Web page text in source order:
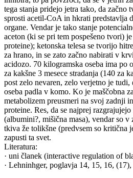
tega stanja pridejo jetra tako, da začno
sprosti acetil-CoA in hkrati predstavlja
organe. Vendar je tako stanje
aceton (ki se pri tem pospešeno tvori)
proteine); ketonska telesa se tvorijo
za hrano, in se zato začno nabirati v
acidozo. 70 kilogramska oseba ima po
za kakšne 3 mesece stradanja (140 za
post zelo nevaren, zelo verjetno je tudi,
oseba padla v komo. Ko je maščobna
metabolizem preusmeri na svoj zadnji
proteine. Res, da se najprej
(albumini?, mišična masa), vendar so v
tkiva že tolikšne (predvsem so kritična
zapusti ta svet.
Literatura:
· uni članek (interactive regulation of
· Lehninhger, poglavja 14, 15, 16,